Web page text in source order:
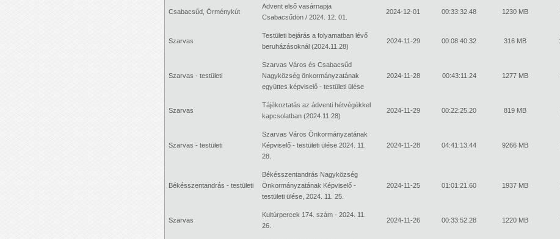
Csabacsűd, Örménykút
Advent első vasárnapja
Csabacsűdön / 2024. 12. 01.
2024-12-01 00:33:32.48 1230 MB
Szarvas
Testületi bejárás a folyamatban lévő
beruházásoknál (2024.11.28)
2024-11-29 00:08:40.32 316 MB
Szarvas - testületi
Szarvas Város és Csabacsűd
Nagyközség önkormányzatának
együttes képviselő - testületi ülése
2024-11-28 00:43:11.24 1277 MB
Szarvas
Tájékoztatás az ádventi hétvégékkel
kapcsolatban (2024.11.28)
2024-11-29 00:22:25.20 819 MB
Szarvas - testületi
Szarvas Város Önkormányzatának
Képviselő - testületi ülése 2024. 11.
28.
2024-11-28 04:41:13.44 9266 MB
Békésszentandrás - testületi
Békésszentandrás Nagyközség
Önkormányzatának Képviselő -
testületi ülése, 2024. 11. 25.
2024-11-25 01:01:21.60 1937 MB
Szarvas
Kultúrpercek 174. szám - 2024. 11.
26.
2024-11-26 00:33:52.28 1220 MB